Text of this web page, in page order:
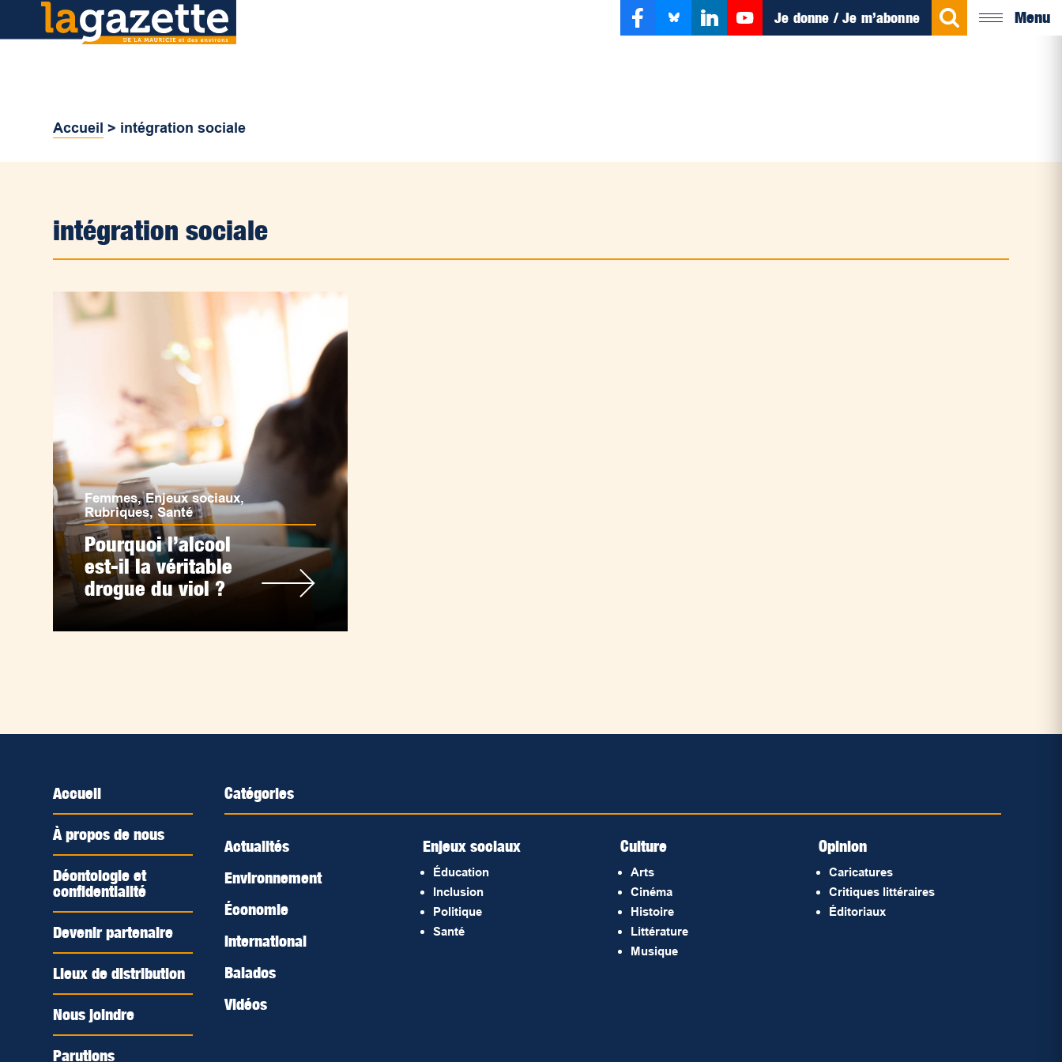
Je donne / Je m’abonne Menu
Accueil > intégration sociale
intégration sociale
Femmes,Enjeux sociaux,
Rubriques,Santé
Pourquoi l’alcool
est-il la véritable
drogue du viol ?
Accueil
À propos de nous
Déontologie et
confidentialité
Devenir partenaire
Lieux de distribution
Nous joindre
Parutions
Catégories
Actualités
Environnement
Économie
International
Balados
Vidéos
Enjeux sociaux
Éducation
Inclusion
Politique
Santé
Culture
Arts
Cinéma
Histoire
Littérature
Musique
Opinion
Caricatures
Critiques littéraires
Éditoriaux